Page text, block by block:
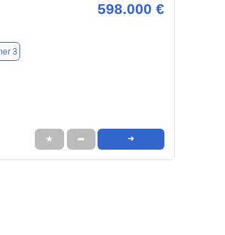
598.000 €
3
★ ➦ ➜